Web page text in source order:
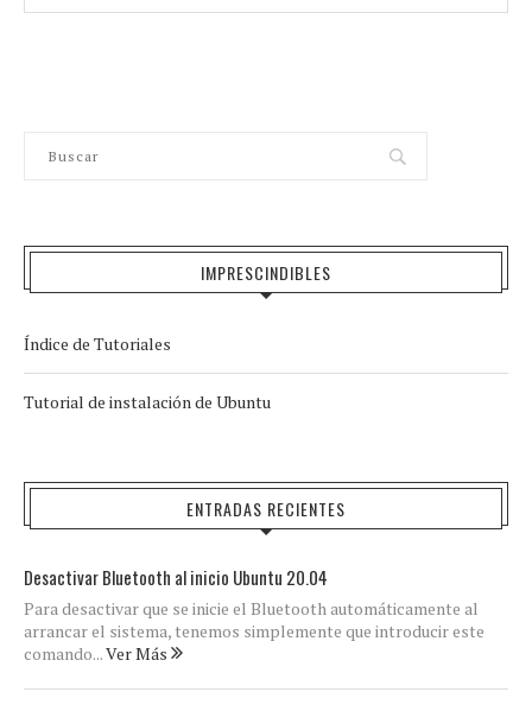
IMPRESCINDIBLES
Índice de Tutoriales
Tutorial de instalación de Ubuntu
ENTRADAS RECIENTES
Desactivar Bluetooth al inicio Ubuntu 20.04
Para desactivar que se inicie el Bluetooth automáticamente al
arrancar el sistema, tenemos simplemente que introducir este
comando...Ver Más